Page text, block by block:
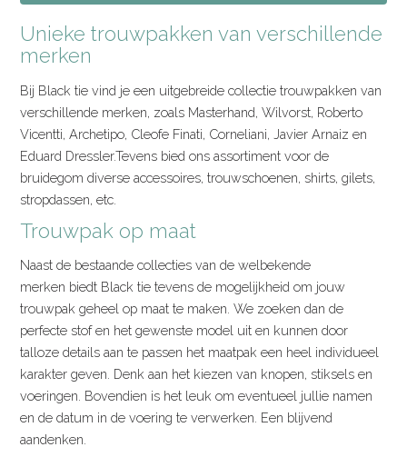
Unieke trouwpakken van verschillende
merken
Bij Black tie vind je een uitgebreide collectie trouwpakken van
verschillende merken, zoals Masterhand, Wilvorst, Roberto
Vicentti, Archetipo, Cleofe Finati, Corneliani, Javier Arnaiz en
Eduard Dressler.Tevens bied ons assortiment voor de
bruidegom diverse accessoires, trouwschoenen, shirts, gilets,
stropdassen, etc.
Trouwpak op maat
Naast de bestaande collecties van de welbekende
merken biedt Black tie tevens de mogelijkheid om jouw
trouwpak geheel op maat te maken. We zoeken dan de
perfecte stof en het gewenste model uit en kunnen door
talloze details aan te passen het maatpak een heel individueel
karakter geven. Denk aan het kiezen van knopen, stiksels en
voeringen. Bovendien is het leuk om eventueel jullie namen
en de datum in de voering te verwerken. Een blijvend
aandenken.